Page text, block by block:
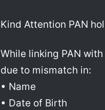
Kind Attention PAN
While linking PAN
due to mismatch in:
• Name
• Date of Birth